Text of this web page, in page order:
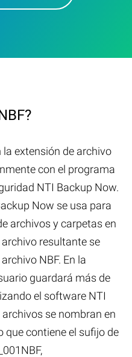
extensión de archivo
con el programa
NTI Backup Now.
Now se usa para
archivos y carpetas en
resultante se
NBF. En la
guardará más de
el software NTI
se nombran en
que contiene el sufijo de